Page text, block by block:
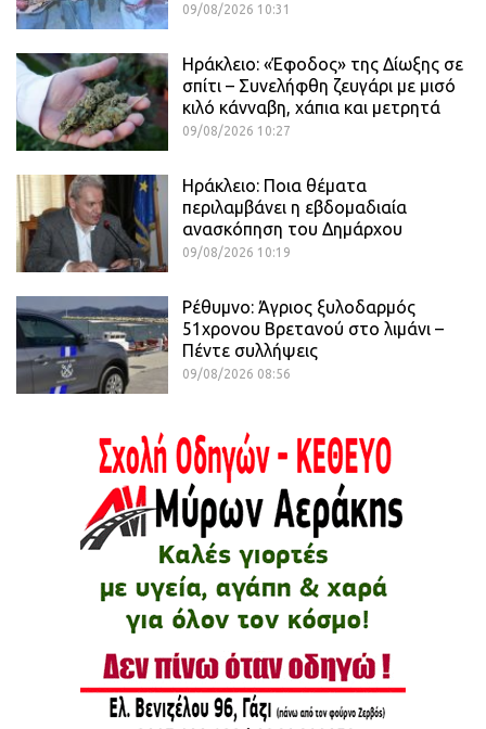
09/08/2026 10:31
Ηράκλειο: «Έφοδος» της Δίωξης σε
σπίτι – Συνελήφθη ζευγάρι με μισό
κιλό κάνναβη, χάπια και μετρητά
09/08/2026 10:27
Ηράκλειο: Ποια θέματα
περιλαμβάνει η εβδομαδιαία
ανασκόπηση του Δημάρχου
09/08/2026 10:19
Ρέθυμνο: Άγριος ξυλοδαρμός
51χρονου Βρετανού στο λιμάνι –
Πέντε συλλήψεις
09/08/2026 08:56